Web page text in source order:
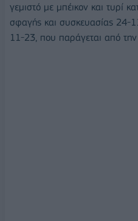
γεμιστό με μπέικον και τυρί
σφαγής και συσκευασίας
11-23, που παράγεται από την